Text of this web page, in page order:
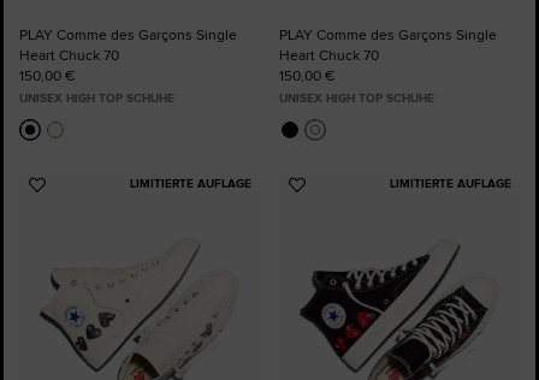
PLAY Comme des Garçons Single
Heart Chuck 70
150,00 €
UNISEX HIGH TOP SCHUHE
PLAY Comme des Garçons Single
Heart Chuck 70
150,00 €
UNISEX HIGH TOP SCHUHE
LIMITIERTE AUFLAGE
Zu
LIMITIERTE AUFLAGE
Zu